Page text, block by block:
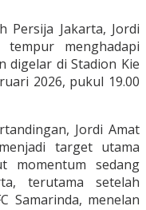
Persija Jakarta, Jordi
menghadapi
digelar di Stadion Kie
2026, pukul 19.00
Jordi Amat
target utama
momentum sedang
terutama setelah
Samarinda, menelan